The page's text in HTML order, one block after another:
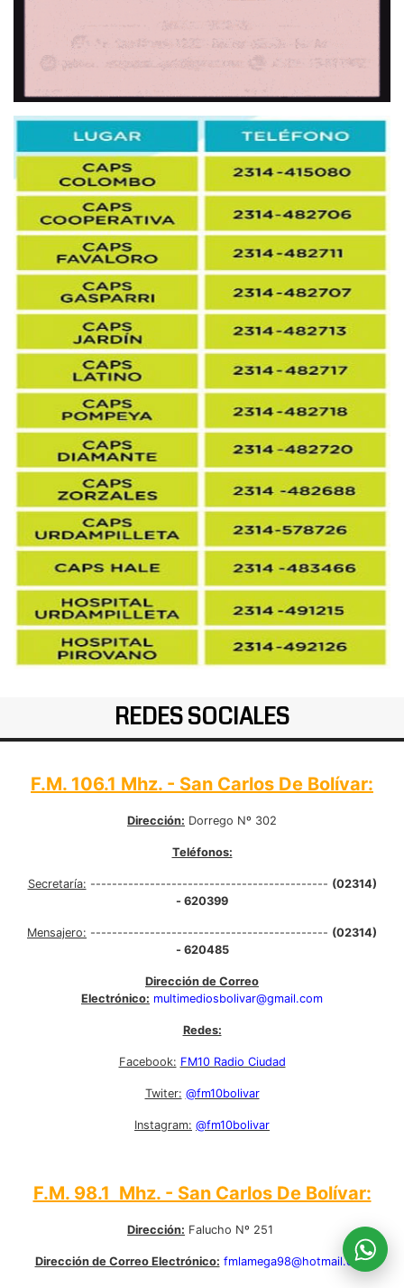
REDES SOCIALES
F.M. 106.1 Mhz. - San Carlos De Bolívar:
Dirección: Dorrego Nº 302
Teléfonos:
Secretaría: -------------------------------------------- (02314)
- 620399
Mensajero: -------------------------------------------- (02314)
- 620485
Dirección de Correo
Electrónico: multimediosbolivar@gmail.com
Redes:
Facebook: FM10 Radio Ciudad
Twiter: @fm10bolivar
Instagram: @fm10bolivar
F.M. 98.1 Mhz. - San Carlos De Bolívar:
Dirección: Falucho Nº 251
Dirección de Correo Electrónico: fmlamega98@hotmail.com